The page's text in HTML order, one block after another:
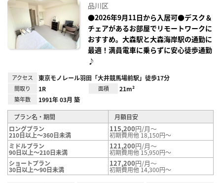
り登
録
品川区
●2026年9月11日から入居可●デスク＆
チェアがあるお部屋でリモートワークに
おすすめ。大森駅と大森海岸駅の通勤に
最適！満員電車に乗らずに安心徒歩通勤
♪
アクセス 東京モノレール羽田「大井競馬場前駅」徒歩17分
間取り 1R 面積 21m²
築年数 1991年 03月 築
プラン名・期間
月額目安
ロングプラン
210日以上～360日未満
115,200円/月～
初期費用他 18,150円～
ミドルプラン
90日以上～210日未満
121,200円/月～
初期費用他 15,950円～
ショートプラン
30日以上～90日未満
127,200円/月～
初期費用他 14,300円～